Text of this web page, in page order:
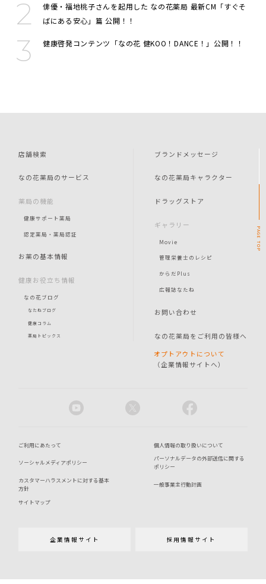
俳優・福地桃子さんを起用した なの花薬局 最新CM「すぐそ
ばにある安心」篇 公開！！
健康啓発コンテンツ「なの花 健KOO！DANCE！」公開！！
店舗検索
なの花薬局のサービス
薬局の機能
健康サポート薬局
認定薬局・薬局認証
お薬の基本情報
健康お役立ち情報
なの花ブログ
なたねブログ
健康コラム
薬局トピックス
ブランドメッセージ
なの花薬局キャラクター
ドラッグストア
ギャラリー
Movie
管理栄養士のレシピ
からだPlus
広報誌なたね
お問い合わせ
なの花薬局をご利用の皆様へ
オプトアウトについて
（企業情報サイトへ）
企業情報サイト 採用情報サイト
ご利用にあたって 個人情報の取り扱いについて
ソーシャルメディアポリシー
パーソナルデータの外部送信に関する
ポリシー
カスタマーハラスメントに対する基本
方針
一般事業主行動計画
サイトマップ
PAGE
TOP